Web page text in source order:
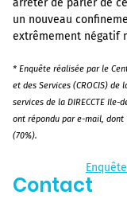
arrêter de parler de
un nouveau
extrêmement négatif
* Enquête réalisée par le
et des Services (CROCIS) de
services de la DIRECCTE Ile-
ont répondu par e-mail, dont
(70%).
Contact